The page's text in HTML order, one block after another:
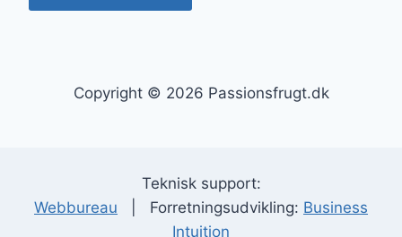
Copyright © 2026 Passionsfrugt.dk
Teknisk support:
Webbureau | Forretningsudvikling: Business
Intuition